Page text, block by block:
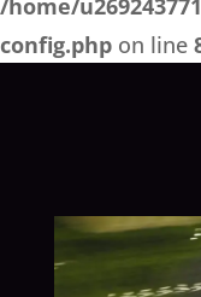
/home/
config.php on line